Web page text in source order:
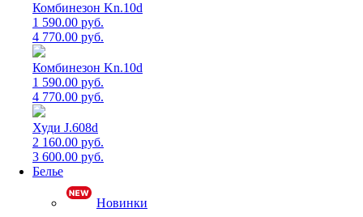
Комбинезон Kn.10d
1 590.00 руб.
4 770.00 руб.
Комбинезон Kn.10d
1 590.00 руб.
4 770.00 руб.
Худи J.608d
2 160.00 руб.
3 600.00 руб.
Белье
Новинки